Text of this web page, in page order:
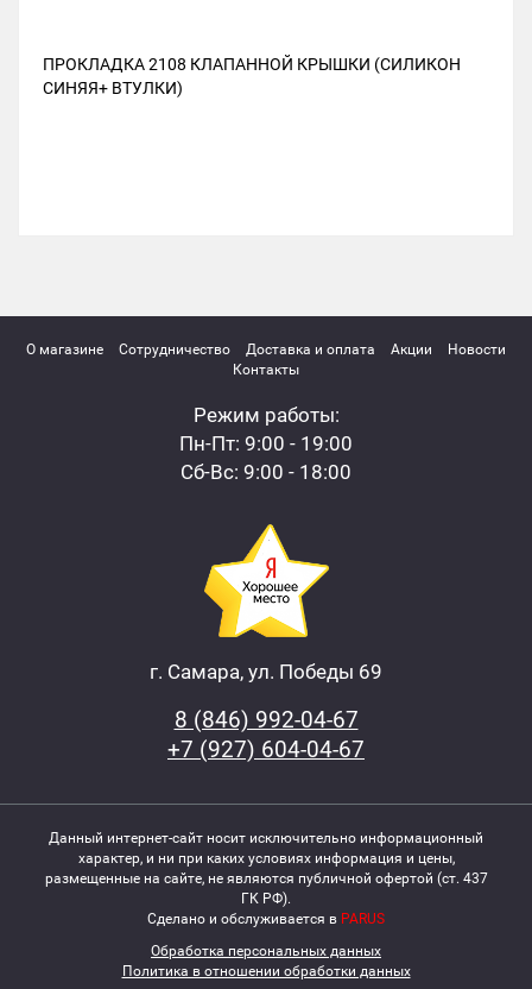
ПРОКЛАДКА 2108 КЛАПАННОЙ КРЫШКИ (СИЛИКОН
СИНЯЯ+ ВТУЛКИ)
О магазине Сотрудничество Доставка и оплата Акции
Новости
Контакты
Режим работы:
Пн-Пт: 9:00 - 19:00
Сб-Вс: 9:00 - 18:00
г. Самара, ул. Победы 69
8 (846) 992-04-67
+7 (927) 604-04-67
Данный интернет-сайт носит исключительно информационный
характер, и ни при каких условиях информация и цены,
размещенные на сайте, не являются публичной офертой (ст. 437
ГК РФ).
Сделано и обслуживается в PARUS
Обработка персональных данных
Политика в отношении обработки данных